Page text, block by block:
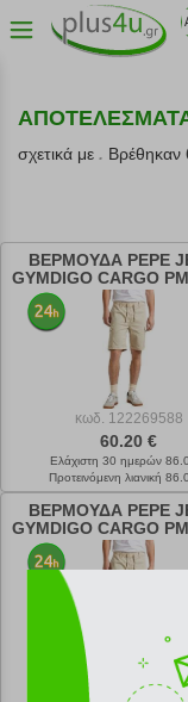
σχετικά με . Βρέθηκαν
ΒΕΡΜΟΥΔΑ PEPE
GYMDIGO CARGO
ΜΠΕΖ (30)
κωδ. 122269588
60.20 €
Ελάχιστη 30 ημερών
Προτεινόμενη λιανική
ΒΕΡΜΟΥΔΑ PEPE
GYMDIGO CARGO
ΜΠΕΖ (32)
κωδ. 122269590
60.20 €